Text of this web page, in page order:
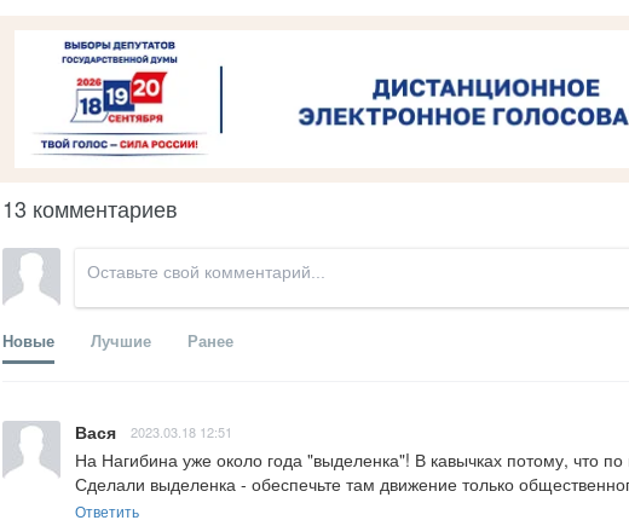
13 комментариев
Новые Лучшие Ранее
Вася 2023.03.18 12:51
На Нагибина уже около года "выделенка"! В кавычках потому, что
Сделали выделенка - обеспечьте там движение только
Ответить